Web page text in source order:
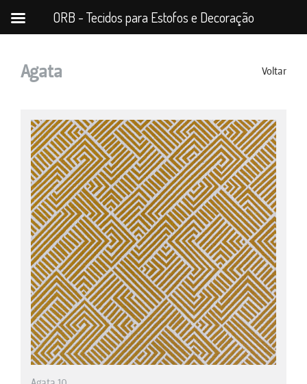
Agata Voltar
ORB - Tecidos para Estofos e Decoração